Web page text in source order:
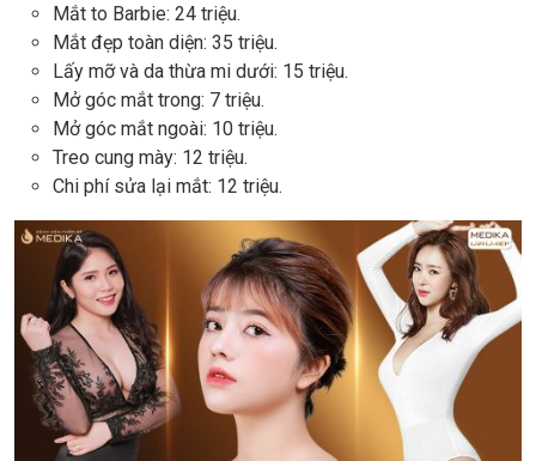
Mắt to Barbie: 24 triệu.
Mắt đẹp toàn diện: 35 triệu.
Lấy mỡ và da thừa mi dưới: 15 triệu.
Mở góc mắt trong: 7 triệu.
Mở góc mắt ngoài: 10 triệu.
Treo cung mày: 12 triệu.
Chi phí sửa lại mắt: 12 triệu.